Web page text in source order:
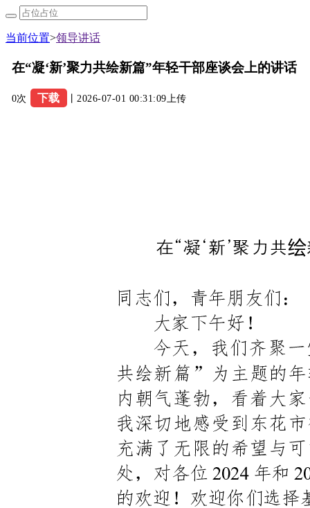
当前位置>领导讲话
在“凝‘新’聚力共绘新篇”年轻干部座谈会上的讲话
0次 下载 丨2026-07-01 00:31:09上传